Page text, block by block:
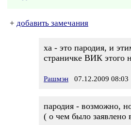
+ добавить замечания
ха - это пародия, и
страничке ВИК этого
Рашмэн 07.12.2009 08:03
пародия - возможно,
( о чем было